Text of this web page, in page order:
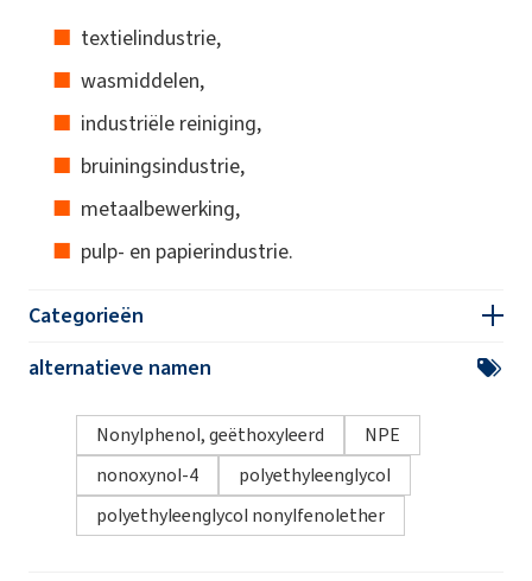
textielindustrie,
wasmiddelen,
industriële reiniging,
bruiningsindustrie,
metaalbewerking,
pulp- en papierindustrie.
Categorieën
alternatieve namen
Nonylphenol, geëthoxyleerd
NPE
nonoxynol-4
polyethyleenglycol
polyethyleenglycol nonylfenolether